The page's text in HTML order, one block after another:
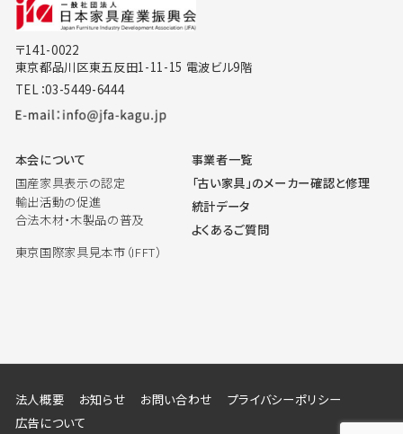
〒141-0022
東京都品川区東五反田1-11-15 電波ビル9階
TEL：03-5449-6444
本会について
国産家具表示の認定
輸出活動の促進
合法木材・木製品の普及
東京国際家具見本市（IFFT）
事業者一覧
「古い家具」のメーカー確認と修理
統計データ
よくあるご質問
法人概要 お知らせ お問い合わせ
プライバシーポリシー
広告について